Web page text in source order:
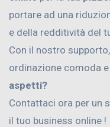
portare ad una
e della redditività del
Con il nostro
ordinazione comoda
aspetti?
Contattaci ora per un
il tuo business online !